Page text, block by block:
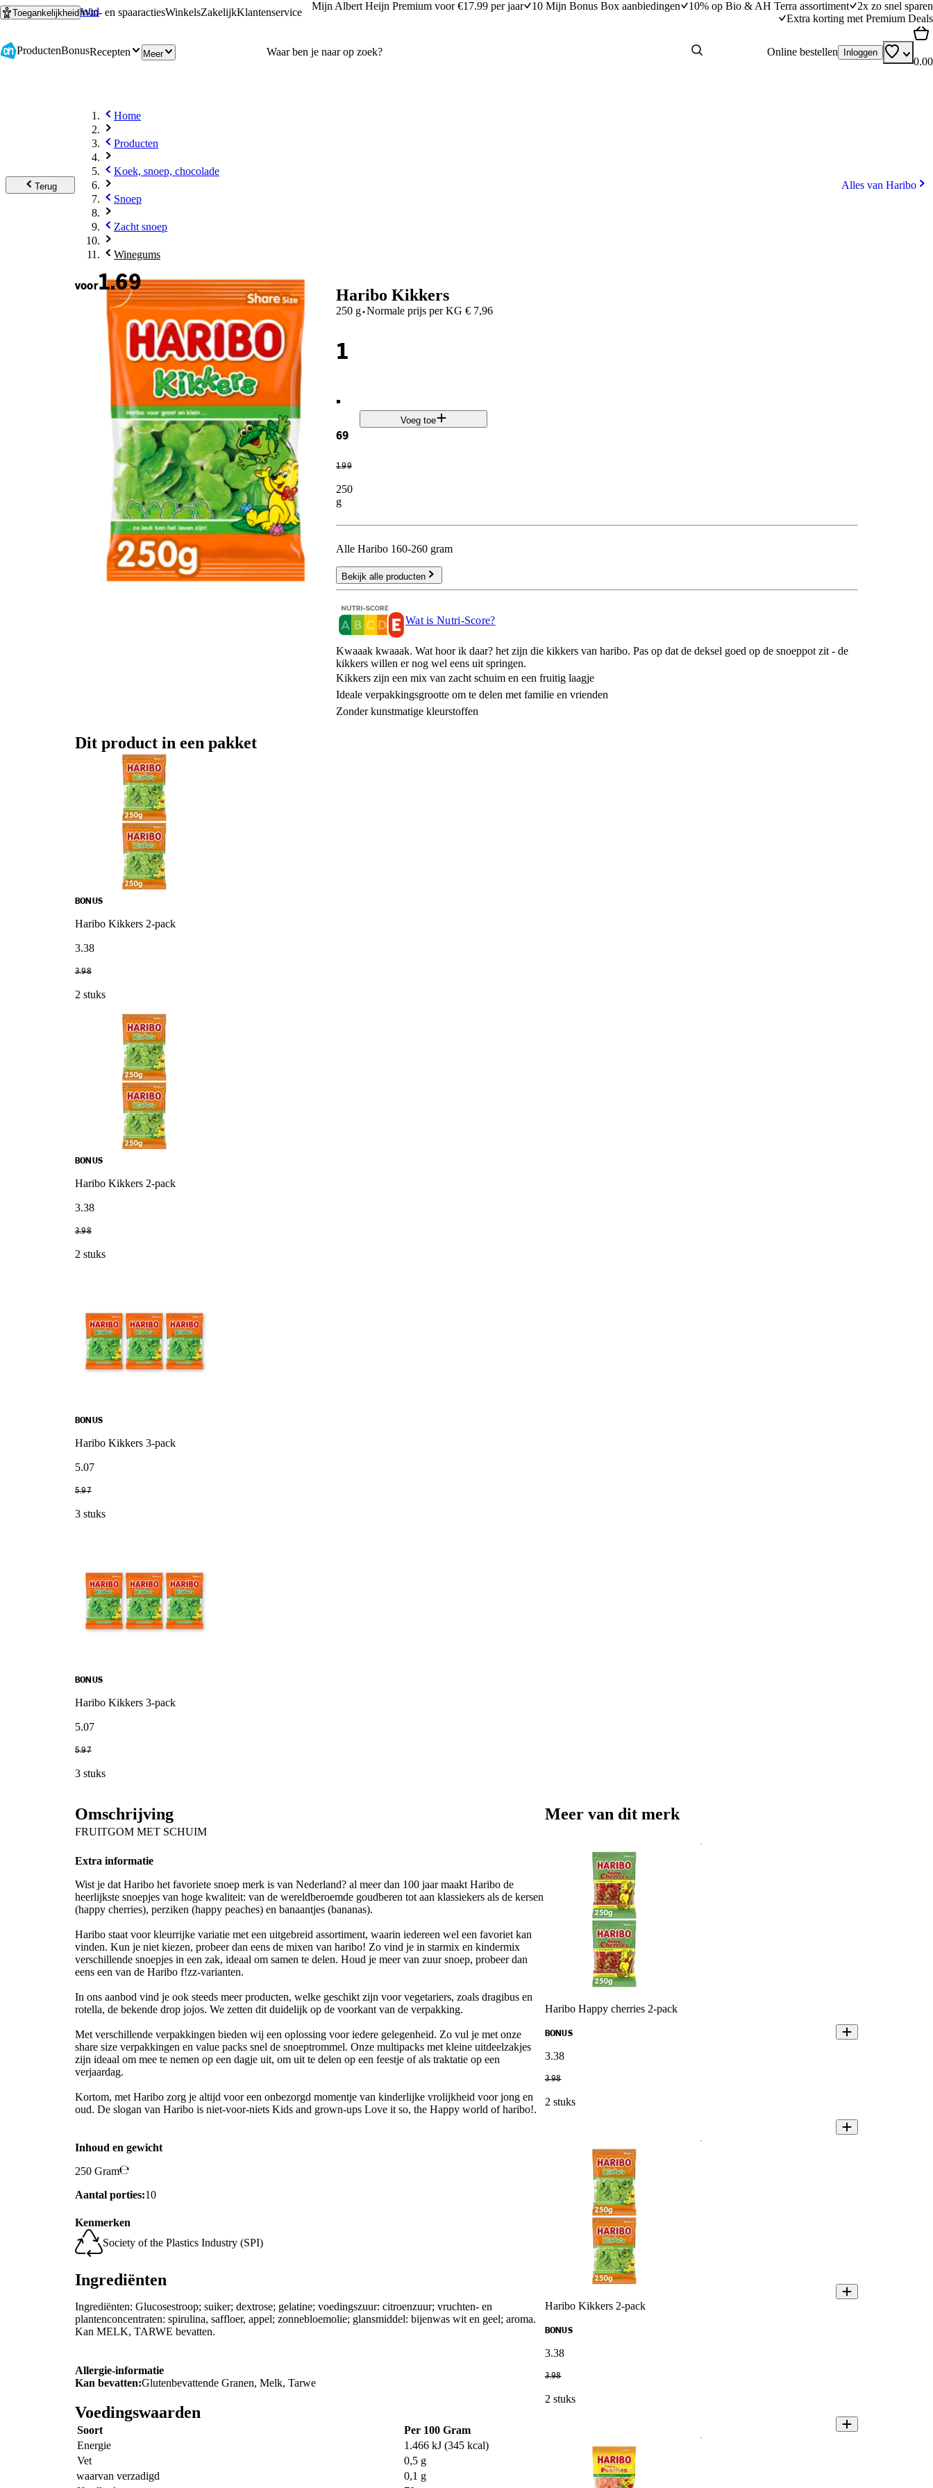
Ga naar hoofdinhoud
Ga naar zoeken
ToegankelijkheidWin- en spaaractiesWinkelsZakelijkKlantenservice
Mijn Albert Heijn Premium voor €17.99 per jaar 10 Mijn Bonus Box aanbiedingen 10% op Bio & AH Terra assortiment
2x zo snel sparen
Extra korting met Premium Deals
ProductenBonusRecepten Meer Online bestellen Inloggen
0.00
Terug
Home
Producten
Koek, snoep, chocolade
Snoep
Zacht snoep
Winegums
Alles van Haribo
voor1.69
Haribo Kikkers
250 g·Normale prijs per KG € 7,96
1
.
69
1.99
250
g
Voeg toe
Alle Haribo 160-260 gram
Bekijk alle producten
Wat is Nutri-Score?
Kwaaak kwaaak. Wat hoor ik daar? het zijn die kikkers van haribo. Pas op dat de deksel goed op de snoeppot zit - de
kikkers willen er nog wel eens uit springen.
Kikkers zijn een mix van zacht schuim en een fruitig laagje
Ideale verpakkingsgrootte om te delen met familie en vrienden
Zonder kunstmatige kleurstoffen
Dit product in een pakket
BONUS
Haribo Kikkers 2-pack
3.38
3.98
2 stuks
BONUS
Haribo Kikkers 2-pack
3.38
3.98
2 stuks
BONUS
Haribo Kikkers 3-pack
5.07
5.97
3 stuks
BONUS
Haribo Kikkers 3-pack
5.07
5.97
3 stuks
Omschrijving
FRUITGOM MET SCHUIM
Extra informatie
Wist je dat Haribo het favoriete snoep merk is van Nederland? al meer dan 100 jaar maakt Haribo de
heerlijkste snoepjes van hoge kwaliteit: van de wereldberoemde goudberen tot aan klassiekers als de kersen
(happy cherries), perziken (happy peaches) en banaantjes (bananas).
Haribo staat voor kleurrijke variatie met een uitgebreid assortiment, waarin iedereen wel een favoriet kan
vinden. Kun je niet kiezen, probeer dan eens de mixen van haribo! Zo vind je in starmix en kindermix
verschillende snoepjes in een zak, ideaal om samen te delen. Houd je meer van zuur snoep, probeer dan
eens een van de Haribo f!zz-varianten.
In ons aanbod vind je ook steeds meer producten, welke geschikt zijn voor vegetariers, zoals dragibus en
rotella, de bekende drop jojos. We zetten dit duidelijk op de voorkant van de verpakking.
Met verschillende verpakkingen bieden wij een oplossing voor iedere gelegenheid. Zo vul je met onze
share size verpakkingen en value packs snel de snoeptrommel. Onze multipacks met kleine uitdeelzakjes
zijn ideaal om mee te nemen op een dagje uit, om uit te delen op een feestje of als traktatie op een
verjaardag.
Kortom, met Haribo zorg je altijd voor een onbezorgd momentje van kinderlijke vrolijkheid voor jong en
oud. De slogan van Haribo is niet-voor-niets Kids and grown-ups Love it so, the Happy world of haribo!.
Inhoud en gewicht
250 Gram
Aantal porties:10
Kenmerken
Society of the Plastics Industry (SPI)
Ingrediënten
Ingrediënten: Glucosestroop; suiker; dextrose; gelatine; voedingszuur: citroenzuur; vruchten- en
plantenconcentraten: spirulina, saffloer, appel; zonnebloemolie; glansmiddel: bijenwas wit en geel; aroma.
Kan MELK, TARWE bevatten.
Allergie-informatie
Kan bevatten:Glutenbevattende Granen, Melk, Tarwe
Voedingswaarden
Soort
Per 100 Gram
Energie
1.466 kJ (345 kcal)
Vet
0,5 g
waarvan verzadigd
0,1 g
Meer van dit merk
Haribo Happy cherries 2-pack
BONUS
3.38
3.98
2 stuks
Haribo Kikkers 2-pack
BONUS
3.38
3.98
2 stuks